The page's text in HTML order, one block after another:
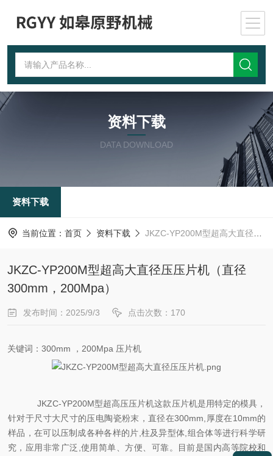
资料下载
DATA DOWNLOAD
资料下载
当前位置： 首页 资料下载 JKZC-YP200M型超高大直径压压片机（直径300mm，200Mpa）
JKZC-YP200M型超高大直径压压片机（直径
300mm，200Mpa）
发布时间：2025/9/3 点击次数：170
关键词： 300mm ， 200Mpa 压片机
JKZC-YP200M型超高压压片机这款压片机是用特定的模具，
针对于尺寸大尺寸的压电陶瓷粉末，直径在300mm,厚度在10mm的
样品，在可以压制成各种各样的片,柱及异型体,组合体等进行科学研
究，应用非常广泛,使用简单、方便、可靠。目前是国内高等院校和